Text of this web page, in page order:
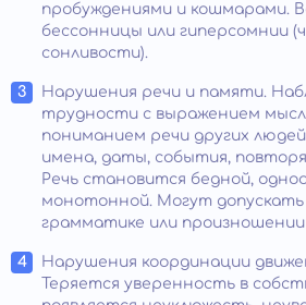
пробуждениями и кошмарами.
бессонницы или гиперсомнии
сонливости).
Нарушения речи и памяти.
трудности с выражением
пониманием речи других
имена, даты, события,
Речь становится бедной,
монотонной. Могут
грамматике или произношении
Нарушения координации
Теряется уверенность в